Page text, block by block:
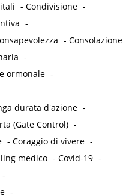
-Condivisione -
-
-Consolazione
-
ormonale -
durata d'azione -
(Gate Control) -
-Coraggio di vivere -
medico -Covid-19 -
-
-